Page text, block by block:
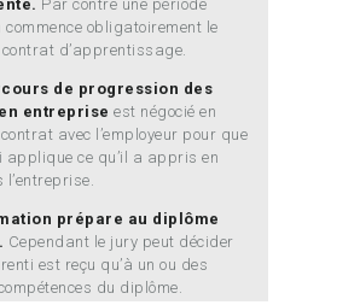
Par contre une période
obligatoirement le
d’apprentissage.
de progression des
entreprise est négocié en
avec l’employeur pour que
applique ce qu’il a appris en
l’entreprise.
prépare au diplôme
Cependant le jury peut décider
est reçu qu’à un ou des
du diplôme.